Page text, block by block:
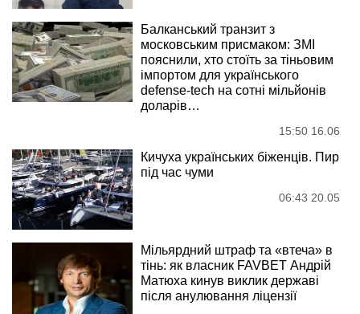
Балканський транзит з
московським присмаком: ЗМІ
пояснили, хто стоїть за тіньовим
імпортом для українського
defense-tech на сотні мільйонів
доларів…
15:50 16.06
Кичуха українських біженців. Пир
під час чуми
06:43 20.05
Мільярдний штраф та «втеча» в
тінь: як власник FAVBET Андрій
Матюха кинув виклик державі
після анулювання ліцензії